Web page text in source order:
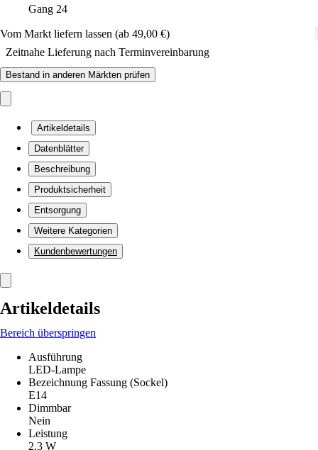
Gang 24
Vom Markt liefern lassen (ab 49,00 €)
Zeitnahe Lieferung nach Terminvereinbarung
Bestand in anderen Märkten prüfen
Artikeldetails
Datenblätter
Beschreibung
Produktsicherheit
Entsorgung
Weitere Kategorien
Kundenbewertungen
Artikeldetails
Bereich überspringen
Ausführung
LED-Lampe
Bezeichnung Fassung (Sockel)
E14
Dimmbar
Nein
Leistung
2,3 W